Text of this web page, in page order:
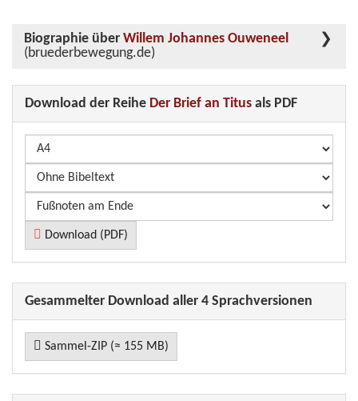
Biographie über Willem Johannes Ouweneel
(bruederbewegung.de)
Download der Reihe Der Brief an Titus als PDF
Download (PDF)
Gesammelter Download aller 4 Sprachversionen
Sammel-ZIP (≈ 155 MB)